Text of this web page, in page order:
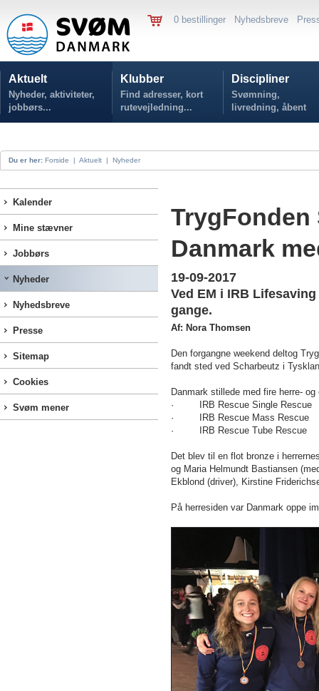
0 bestillinger Nyhedsbreve
Aktuelt
Nyheder, aktiviteter,
jobbørs...
Klubber
Find adresser, kort
rutevejledning...
Discipliner
Svømning,
livredning, åbent
vand...
Du er her: Forside | Aktuelt | Nyheder
Kalender
Mine stævner
Jobbørs
Nyheder
Nyhedsbreve
Presse
Sitemap
Cookies
Svøm mener
TrygFonden
Danmark
19-09-2017
Ved EM i IRB
gange.
Af: Nora Thomsen
Den forgangne weekend deltog
fandt sted ved Scharbeutz i
Danmark stillede med fire herre-
· IRB Rescue Single Rescue
· IRB Rescue Mass Rescue
· IRB Rescue Tube Rescue
Det blev til en flot bronze i
og Maria Helmundt Bastiansen
Ekblond (driver), Kirstine
På herresiden var Danmark oppe